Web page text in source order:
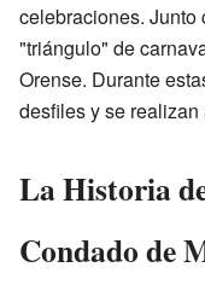
celebraciones. Junto
"triángulo" de
Orense. Durante
desfiles y se
La Historia
Condado de